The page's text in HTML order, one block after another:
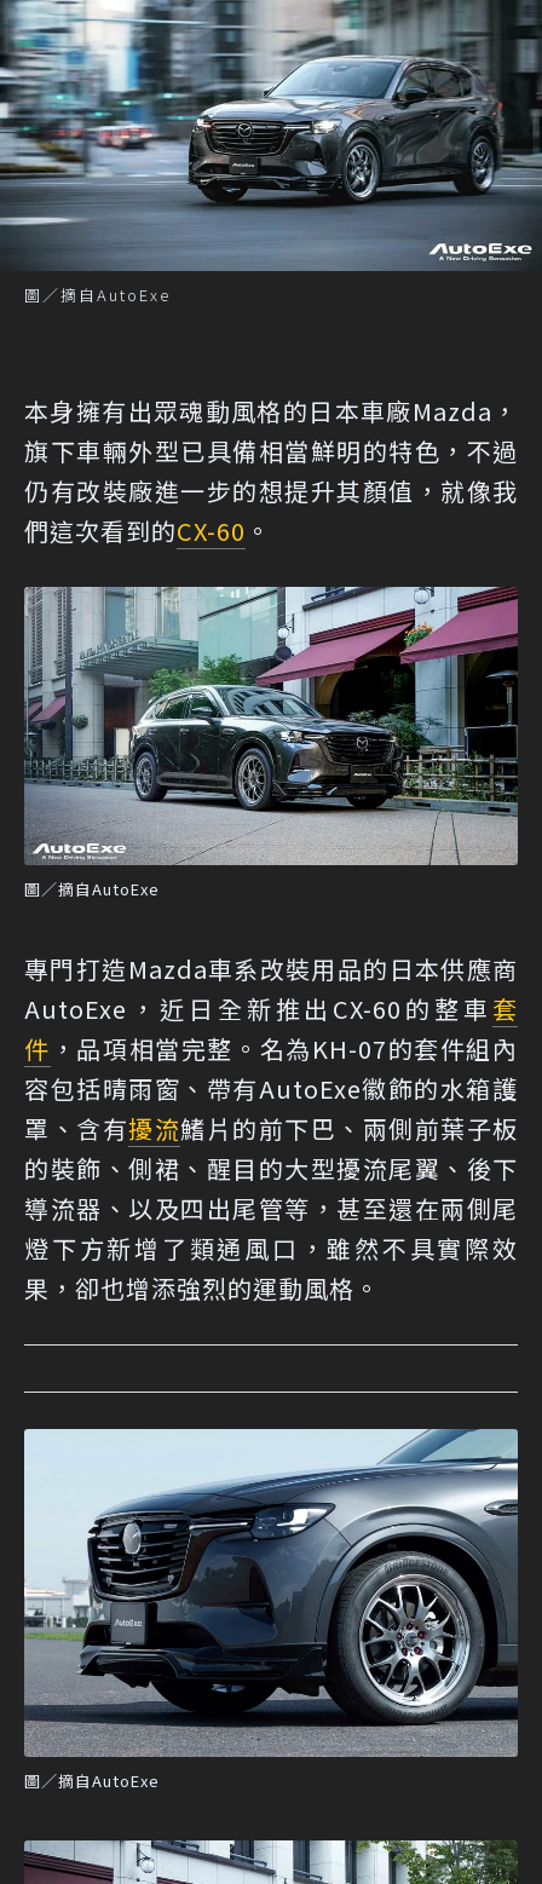
圖／摘自AutoExe
本身擁有出眾魂動風格的日本車廠Mazda，
旗下車輛外型已具備相當鮮明的特色，不過
仍有改裝廠進一步的想提升其顏值，就像我
們這次看到的CX-60 。
圖／摘自AutoExe
專門打造Mazda車系改裝用品的日本供應商
AutoExe，近日全新推出CX-60的整車 套
件 ，品項相當完整。名為KH-07的套件組內
容包括晴雨窗、帶有AutoExe徽飾的水箱護
罩、含有擾流鰭片的前下巴、兩側前葉子板
的裝飾、側裙、醒目的大型擾流尾翼、後下
導流器、以及四出尾管等，甚至還在兩側尾
燈下方新增了類通風口，雖然不具實際效
果，卻也增添強烈的運動風格。
圖／摘自AutoExe